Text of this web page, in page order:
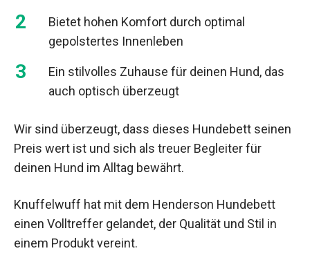
Bietet hohen Komfort durch optimal
gepolstertes Innenleben
Ein stilvolles Zuhause für deinen Hund, das
auch optisch überzeugt
Wir sind überzeugt, dass dieses Hundebett seinen
Preis wert ist und sich als treuer Begleiter für
deinen Hund im Alltag bewährt.
Knuffelwuff hat mit dem Henderson Hundebett
einen Volltreffer gelandet, der Qualität und Stil in
einem Produkt vereint.